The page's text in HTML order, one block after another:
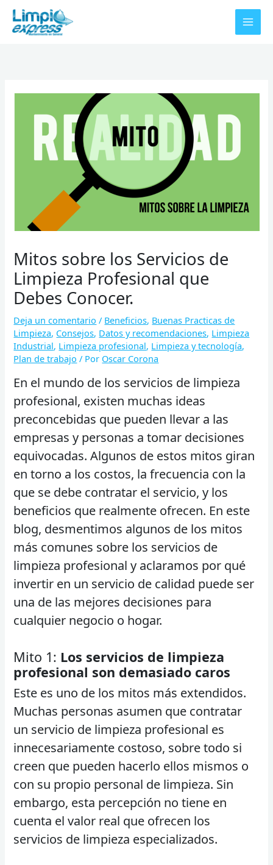
contenido
Mitos sobre los Servicios de
Limpieza Profesional que
Debes Conocer.
Deja un comentario / Beneficios, Buenas Practicas de
Limpieza, Consejos, Datos y recomendaciones, Limpieza
Industrial, Limpieza profesional, Limpieza y tecnología,
Plan de trabajo / Por Oscar Corona
En el mundo de los servicios de limpieza
profesional, existen muchas ideas
preconcebidas que pueden llevar a las
empresas y personas a tomar decisiones
equivocadas. Algunos de estos mitos giran
en torno a los costos, la frecuencia con la
que se debe contratar el servicio, y los
beneficios que realmente ofrecen. En este
blog, desmentimos algunos de los mitos
más comunes sobre los servicios de
limpieza profesional y aclaramos por qué
invertir en un servicio de calidad puede ser
una de las mejores decisiones para
cualquier negocio o hogar.
Mito 1: Los servicios de limpieza
profesional son demasiado caros
Este es uno de los mitos más extendidos.
Muchas personas asumen que contratar
un servicio de limpieza profesional es
innecesariamente costoso, sobre todo si
creen que pueden hacerlo ellos mismos o
con su propio personal de limpieza. Sin
embargo, esta percepción no tiene en
cuenta el valor real que ofrecen los
servicios de limpieza especializados.